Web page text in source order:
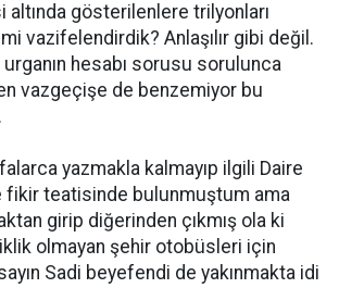
gösterilenlere trilyonları
vazifelendirdik? Anlaşılır gibi değil.
hesabı sorusu sorulunca
vazgeçişe de benzemiyor bu
yazmakla kalmayıp ilgili Daire
fikir teatisinde bulunmuştum ama
girip diğerinden çıkmış ola ki
olmayan şehir otobüsleri için
Sadi beyefendi de yakınmakta idi